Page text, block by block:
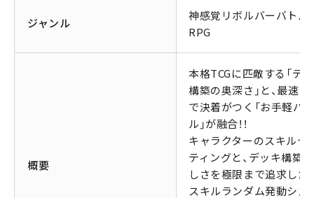
ジャンル
神感覚リボルバーバトル
RPG
概要
本格TCGに匹敵する「デ
構築の奥深さ」と、最速
で決着がつく「お手軽バ
ル」が融合！！
キャラクターのスキルセ
ティングと、デッキ構築
しさを極限まで追求した
スキルランダム発動シス